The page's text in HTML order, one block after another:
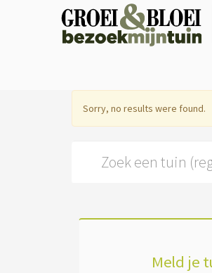
Sorry, no results were found.
Meld je